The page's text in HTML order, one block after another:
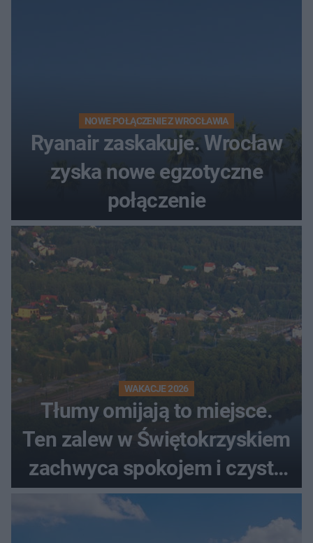
NOWE POŁĄCZENIE Z WROCŁAWIA
Ryanair zaskakuje. Wrocław
zyska nowe egzotyczne
połączenie
WAKACJE 2026
Tłumy omijają to miejsce.
Ten zalew w Świętokrzyskiem
zachwyca spokojem i czystą
wodą